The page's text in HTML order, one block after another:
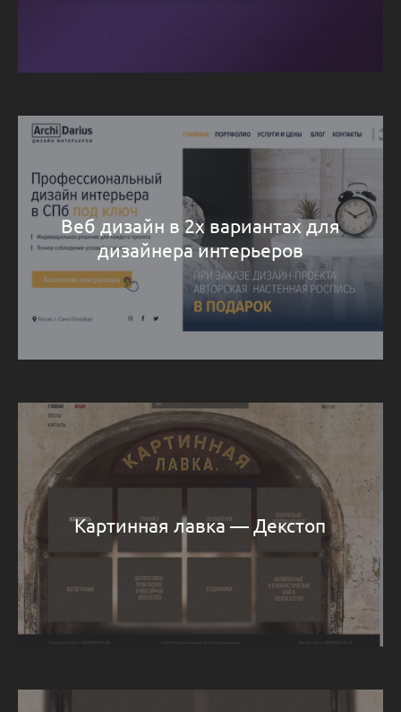
Веб дизайн в 2х вариантах для
дизайнера интерьеров
Картинная лавка — Декстоп